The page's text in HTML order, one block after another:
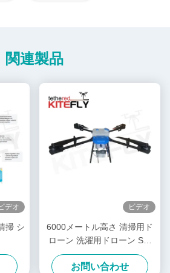
関連製品
デオ
掃 シ
ビデオ
6000メートル高さ 清掃用ド
ローン 洗濯用ドローン SF-
90X-150
お問い合わせ